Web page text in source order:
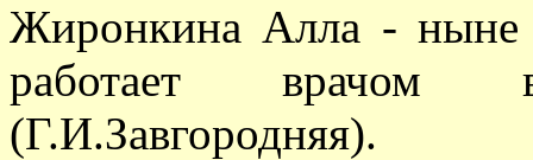
Жиронкина Алла - ныне
работает врачом
(Г.И.Завгородняя).